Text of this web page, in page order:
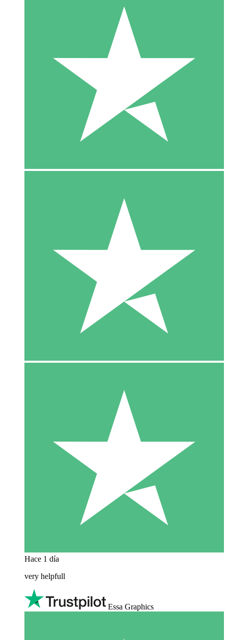
Hace 1 día
very helpfull
Essa Graphics